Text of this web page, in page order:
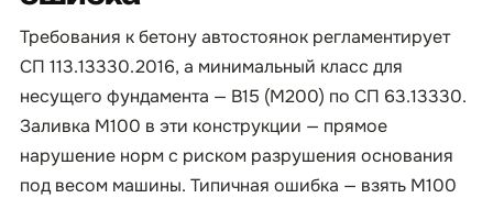
Требования к бетону автостоянок регламентирует
СП 113.13330.2016, а минимальный класс для
несущего фундамента — B15 (М200) по СП 63.13330.
Заливка М100 в эти конструкции — прямое
нарушение норм с риском разрушения основания
под весом машины. Типичная ошибка — взять М100